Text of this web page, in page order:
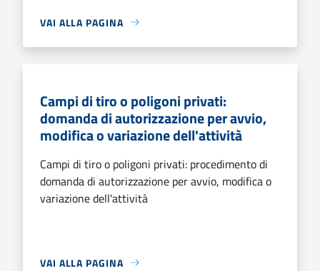
VAI ALLA PAGINA
Campi di tiro o poligoni privati:
domanda di autorizzazione per avvio,
modifica o variazione dell'attività
Campi di tiro o poligoni privati: procedimento di
domanda di autorizzazione per avvio, modifica o
variazione dell'attività
VAI ALLA PAGINA